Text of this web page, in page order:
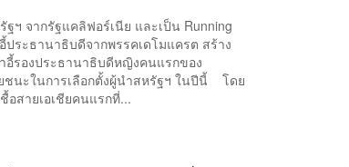
ฯ จากรัฐแคลิฟอร์เนีย และเป็น Running
ประธานาธิบดีจากพรรคเดโมแครต สร้าง
อี้รองประธานาธิบดีหญิงคนแรกของ
ชนะในการเลือกตั้งผู้นำสหรัฐฯ ในปีนี้ โดย
อสายเอเชียคนแรกที่...